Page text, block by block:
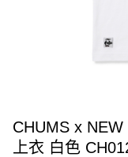
CHUMS x
上衣 白色